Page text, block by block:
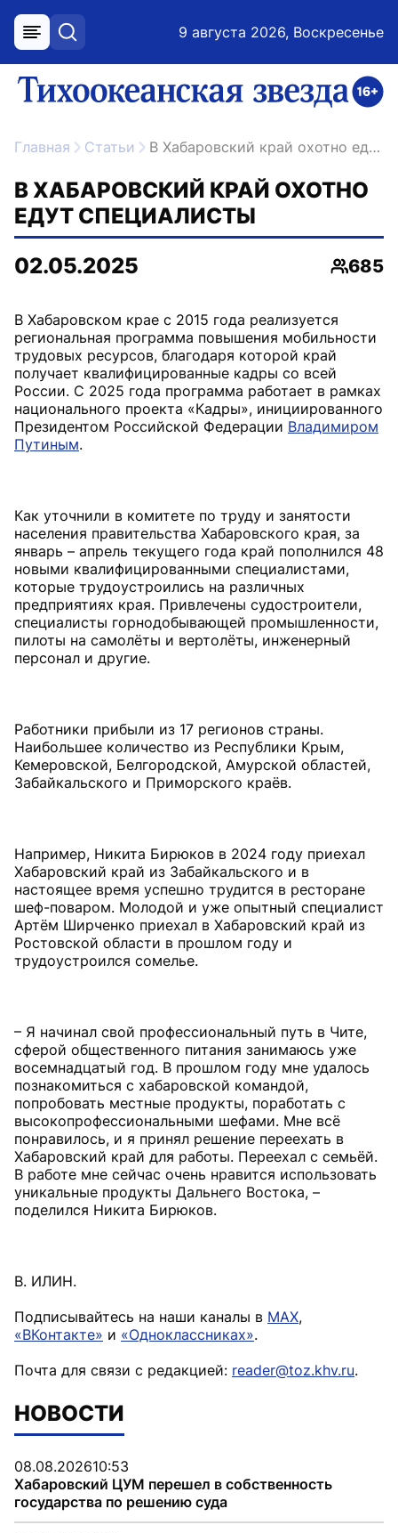
меню поиск 9 августа 2026, Воскресенье
ссылка на главную
Главная Статьи В Хабаровский край охотно едут специалисты
В ХАБАРОВСКИЙ КРАЙ ОХОТНО
ЕДУТ СПЕЦИАЛИСТЫ
02.05.2025
685
В Хабаровском крае с 2015 года реализуется
региональная программа повышения мобильности
трудовых ресурсов, благодаря которой край
получает квалифицированные кадры со всей
России. С 2025 года программа работает в рамках
национального проекта «Кадры», инициированного
Президентом Российской Федерации Владимиром
Путиным.
Как уточнили в комитете по труду и занятости
населения правительства Хабаровского края, за
январь – апрель текущего года край пополнился 48
новыми квалифицированными специалистами,
которые трудоустроились на различных
предприятиях края. Привлечены судостроители,
специалисты горнодобывающей промышленности,
пилоты на самолёты и вертолёты, инженерный
персонал и другие.
Работники прибыли из 17 регионов страны.
Наибольшее количество из Республики Крым,
Кемеровской, Белгородской, Амурской областей,
Забайкальского и Приморского краёв.
Например, Никита Бирюков в 2024 году приехал
Хабаровский край из Забайкальского и в
настоящее время успешно трудится в ресторане
шеф-поваром. Молодой и уже опытный специалист
Артём Ширченко приехал в Хабаровский край из
Ростовской области в прошлом году и
трудоустроился сомелье.
– Я начинал свой профессиональный путь в Чите,
сферой общественного питания занимаюсь уже
восемнадцатый год. В прошлом году мне удалось
познакомиться с хабаровской командой,
попробовать местные продукты, поработать с
высокопрофессиональными шефами. Мне всё
понравилось, и я принял решение переехать в
Хабаровский край для работы. Переехал с семьёй.
В работе мне сейчас очень нравится использовать
уникальные продукты Дальнего Востока, –
поделился Никита Бирюков.
В. ИЛИН.
Подписывайтесь на наши каналы в MAX,
«ВКонтакте» и «Одноклассниках».
Почта для связи с редакцией: reader@toz.khv.ru.
НОВОСТИ
08.08.202610:53
Хабаровский ЦУМ перешел в собственность
государства по решению суда